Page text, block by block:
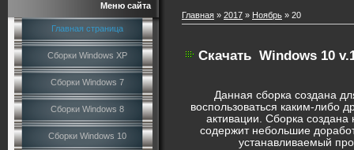
Меню сайта
Главная страница
Сборки Windows XP
Сборки Windows 7
Сборки Windows 8
Сборки Windows 10
Главная » 2017 » Ноябрь » 20
Скачать Windows 10
Данная сборка создана
воспользоваться каким-либо
активации. Сборка
содержит небольшие
устанавливаемый